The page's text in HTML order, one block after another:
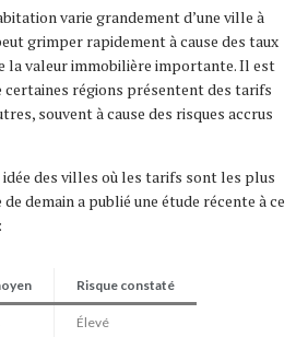
varie grandement d’une ville à
grimper rapidement à cause des taux
la valeur immobilière importante. Il est
régions présentent des tarifs
souvent à cause des risques accrus
des villes où les tarifs sont les plus
demain a publié une étude récente à ce
Risque constaté
Élevé